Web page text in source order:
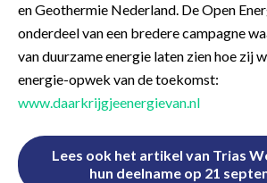
en Geothermie Nederland. De Open
onderdeel van een bredere campagne
van duurzame energie laten zien hoe zij
energie-opwek van de toekomst:
www.daarkrijgjeenergievan.nl
Lees ook het artikel van Trias
hun deelname op 21